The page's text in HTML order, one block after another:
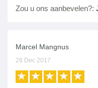
Zou u ons aanbevelen?:
Marcel Mangnus
28 Dec 2017